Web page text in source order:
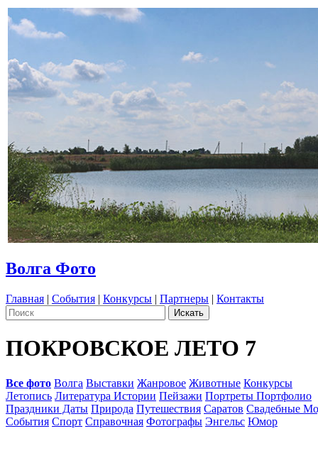
Волга Фото
Главная | События | Конкурсы | Партнеры | Контакты
ПОКРОВСКОЕ ЛЕТО 7
Все фото Волга Выставки Жанровое Животные Конкурсы
Летопись Литература Истории Пейзажи Портреты Портфолио
Праздники Даты Природа Путешествия Саратов Свадебные
События Спорт Справочная Фотографы Энгельс Юмор